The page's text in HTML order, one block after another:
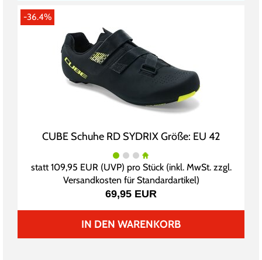
-36.4%
CUBE Schuhe RD SYDRIX Größe: EU 42
statt109,95 EUR(UVP) pro Stück (inkl. MwSt. zzgl.
Versandkosten für Standardartikel)
69,95 EUR
IN DEN WARENKORB